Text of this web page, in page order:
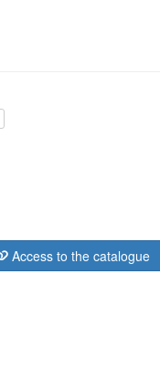
Access to the catalogue